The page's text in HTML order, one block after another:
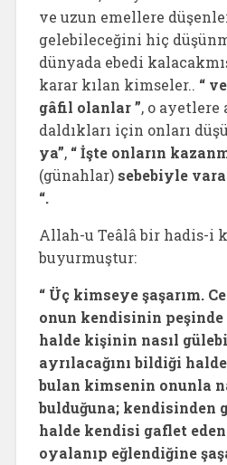
ve uzun emellere
gelebileceğini hiç
dünyada ebedi
karar kılan kimseler.. “
gâfil olanlar ”, o ayetlere
daldıkları için onları
ya”, “ İşte onların
(günahlar)sebebiyle
“.
Allah-u Teâlâ bir hadis-i
buyurmuştur:
“ Üç kimseye şaşarım.
onun kendisinin
halde kişinin nasıl
ayrılacağını bildiği
bulan kimsenin onunla
bulduğuna; kendisinden
halde kendisi gaflet
oyalanıp eğlendiğine